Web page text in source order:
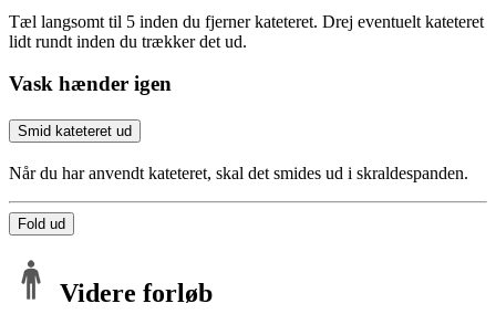
Tæl langsomt til 5 inden du fjerner kateteret. Drej eventuelt kateteret
lidt rundt inden du trækker det ud.
Vask hænder igen
Smid kateteret ud
Når du har anvendt kateteret, skal det smides ud i skraldespanden.
Fold ud
Videre forløb